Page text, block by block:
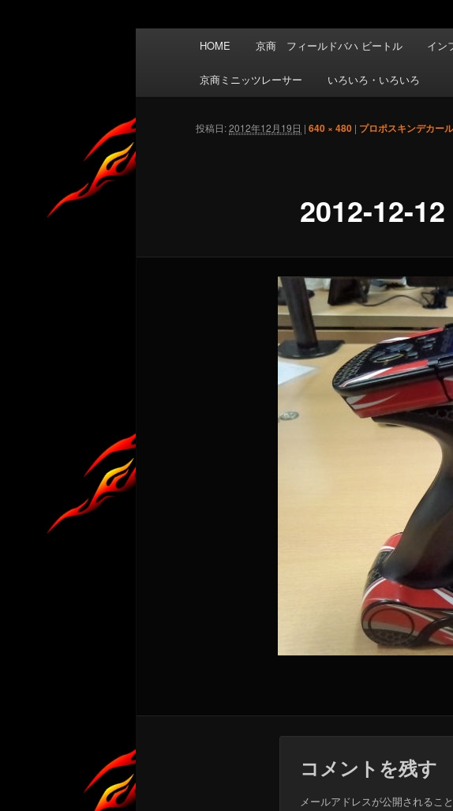
メ
HOME 京商 フィールドバハ ビートル イン
京商ミニッツレーサー いろいろ・いろいろ
2012-12-
投稿日:2012年12月19日 | 640 × 480 | プロポスキンデカー
コメントを残す
メールアドレスが公開されるこ